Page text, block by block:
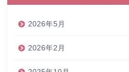
2026年5月
2026年2月